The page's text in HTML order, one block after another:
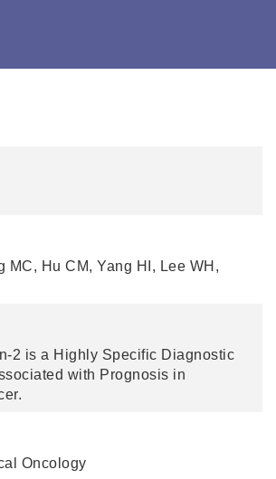
MC, Hu CM, Yang HI, Lee WH,
2 is a Highly Specific Diagnostic
with Prognosis in
Oncology